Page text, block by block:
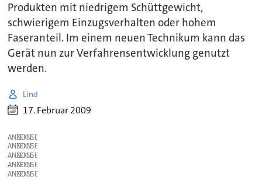
Produkten mit niedrigem Schüttgewicht,
schwierigem Einzugsverhalten oder hohem
Faseranteil. Im einem neuen Technikum kann das
Gerät nun zur Verfahrensentwicklung genutzt
werden.
Lind
17. Februar 2009
ANZEIGE
ANZEIGE
ANZEIGE
ANZEIGE
ANZEIGE